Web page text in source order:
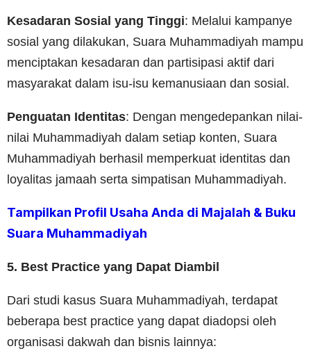
Kesadaran Sosial yang Tinggi: Melalui kampanye
sosial yang dilakukan, Suara Muhammadiyah mampu
menciptakan kesadaran dan partisipasi aktif dari
masyarakat dalam isu-isu kemanusiaan dan sosial.
Penguatan Identitas: Dengan mengedepankan nilai-
nilai Muhammadiyah dalam setiap konten, Suara
Muhammadiyah berhasil memperkuat identitas dan
loyalitas jamaah serta simpatisan Muhammadiyah.
Tampilkan Profil Usaha Anda di Majalah & Buku
Suara Muhammadiyah
5. Best Practice yang Dapat Diambil
Dari studi kasus Suara Muhammadiyah, terdapat
beberapa best practice yang dapat diadopsi oleh
organisasi dakwah dan bisnis lainnya: